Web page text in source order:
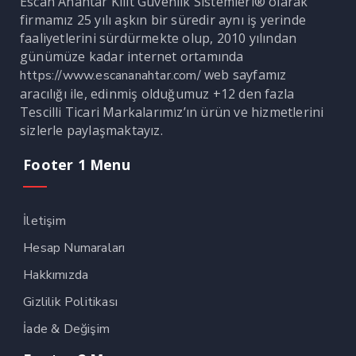
firmamız 25 yılı aşkın bir süredir aynı iş yerinde
faaliyetlerini sürdürmekte olup, 2010 yılından
günümüze kadar internet ortamında
https://www.escananahtar.com/web sayfamız
aracılığı ile, edinmiş olduğumuz +12 den fazla
Tescilli Ticari Markalarımız’ın ürün ve hizmetlerini
sizlerle paylaşmaktayız.
Footer 1 Menu
İletişim
Hesap Numaraları
Hakkımızda
Gizlilik Politikası
İade & Değişim